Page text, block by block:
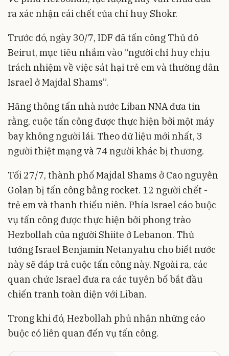
ra xác nhận cái chết của chỉ huy Shokr.
Trước đó, ngày 30/7, IDF đã tấn công Thủ đô
Beirut, mục tiêu nhắm vào “người chỉ huy chịu
trách nhiệm về việc sát hại trẻ em và thường dân
Israel ở Majdal Shams”.
Hãng thông tấn nhà nước Liban NNA đưa tin
rằng, cuộc tấn công được thực hiện bởi một máy
bay không người lái. Theo dữ liệu mới nhất, 3
người thiệt mạng và 74 người khác bị thương.
Tối 27/7, thành phố Majdal Shams ở Cao nguyên
Golan bị tấn công bằng rocket. 12 người chết -
trẻ em và thanh thiếu niên. Phía Israel cáo buộc
vụ tấn công được thực hiện bởi phong trào
Hezbollah của người Shiite ở Lebanon. Thủ
tướng Israel Benjamin Netanyahu cho biết nước
này sẽ đáp trả cuộc tấn công này. Ngoài ra, các
quan chức Israel đưa ra các tuyên bố bắt đầu
chiến tranh toàn diện với Liban.
Trong khi đó, Hezbollah phủ nhận những cáo
buộc có liên quan đến vụ tấn công.